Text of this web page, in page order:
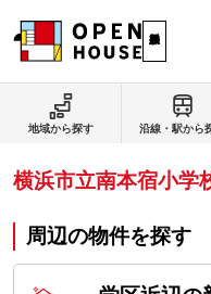
地域から探す 沿線・駅から
横浜市立南本宿小学
周辺の物件を探す